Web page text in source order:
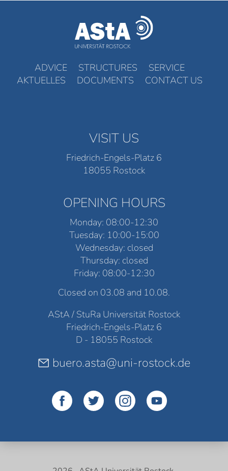
ADVICE STRUCTURES
SERVICE
AKTUELLES
DOCUMENTS CONTACT US
VISIT US
Friedrich-Engels-Platz 6
18055 Rostock
OPENING HOURS
Monday: 08:00-12:30
Tuesday: 10:00-15:00
Wednesday: closed
Thursday: closed
Friday: 08:00-12:30
Closed on 03.08 and 10.08.
AStA / StuRa Universität Rostock
Friedrich-Engels-Platz 6
D - 18055 Rostock
buero.asta@uni-rostock.de